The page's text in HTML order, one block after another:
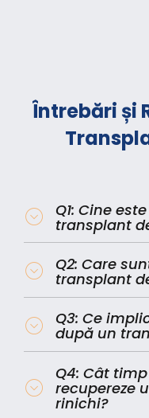
Întrebări și
Q1: Cine
transplant
Q2: Care
transplant
Q3: Ce
după un
Q4: Cât
recupereze
rinichi?